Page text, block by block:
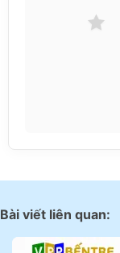
Bài viết liên quan: